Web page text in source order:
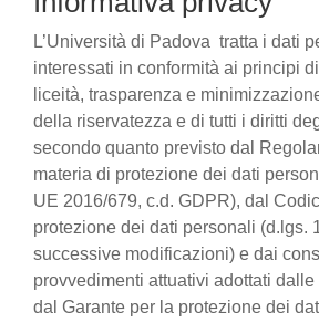
L’Università di Padova tratta i dati
interessati in conformità ai principi
liceità, trasparenza e
della riservatezza e di tutti i diritti
secondo quanto previsto dal
materia di protezione dei dati
UE 2016/679, c.d. GDPR), dal
protezione dei dati personali (d.lgs.
successive modificazioni) e dai
provvedimenti attuativi adottati
dal Garante per la protezione dei